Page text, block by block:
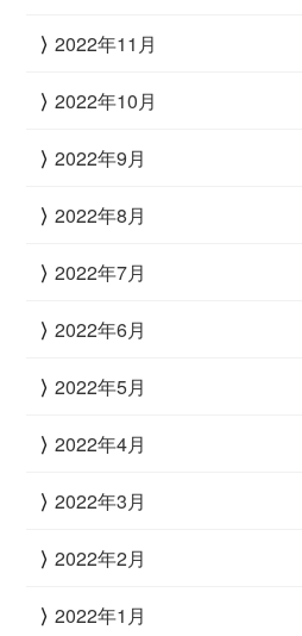
2022年11月
2022年10月
2022年9月
2022年8月
2022年7月
2022年6月
2022年5月
2022年4月
2022年3月
2022年2月
2022年1月